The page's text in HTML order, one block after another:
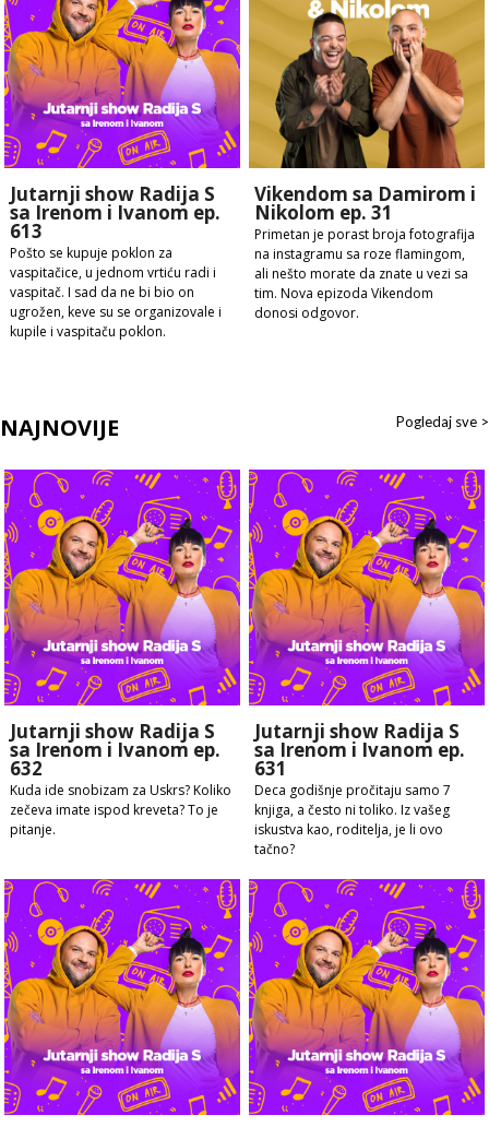
Jutarnji show Radija S
sa Irenom i Ivanom ep.
613
Pošto se kupuje poklon za
vaspitačice, u jednom vrtiću radi i
vaspitač. I sad da ne bi bio on
ugrožen, keve su se organizovale i
kupile i vaspitaču poklon.
Vikendom sa Damirom i
Nikolom ep. 31
Primetan je porast broja fotografija
na instagramu sa roze flamingom,
ali nešto morate da znate u vezi sa
tim. Nova epizoda Vikendom
donosi odgovor.
NAJNOVIJE Pogledaj sve >
Jutarnji show Radija S
sa Irenom i Ivanom ep.
632
Kuda ide snobizam za Uskrs? Koliko
zečeva imate ispod kreveta? To je
pitanje.
Jutarnji show Radija S
sa Irenom i Ivanom ep.
631
Deca godišnje pročitaju samo 7
knjiga, a često ni toliko. Iz vašeg
iskustva kao, roditelja, je li ovo
tačno?